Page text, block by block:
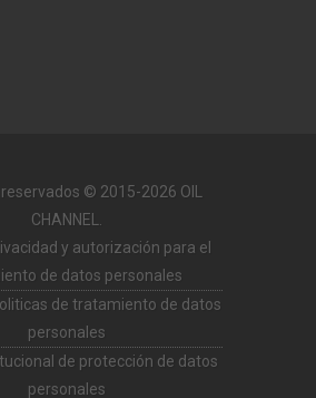
© 2015-2026 OIL
CHANNEL.
y autorización para el
de datos personales
de tratamiento de datos
personales
de protección de datos
personales